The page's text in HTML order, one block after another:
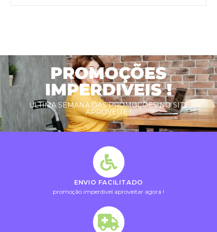
PROMOÇÕES
IMPERDIVEIS !
ULTIMA SEMANA DAS PROMOÇÕES NO SITE
APROVEITE !
ENVIO FACILITADO
promoção imperdivel aproveitar agora !